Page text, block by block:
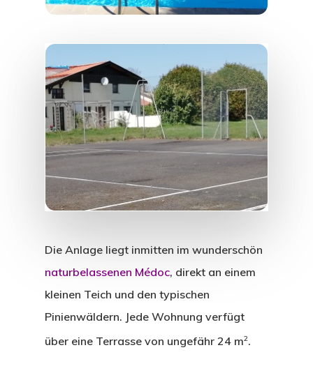
Die Anlage liegt inmitten im wunderschön
naturbelassenen Médoc, direkt an einem
kleinen Teich und den typischen
Pinienwäldern. Jede Wohnung verfügt
über eine Terrasse von ungefähr 24 m2.